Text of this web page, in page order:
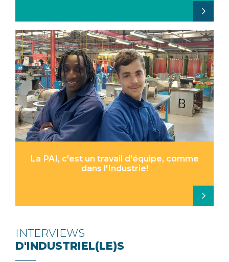
La PAI, c'est un travail d'équipe, comme
dans l'Industrie!
INTERVIEWS
D'INDUSTRIEL(LE)S